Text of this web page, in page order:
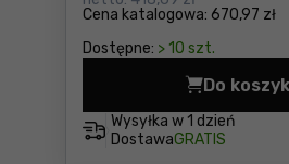
Cena katalogowa: 670,97 zł
Dostępne: > 10 szt.
Wysyłka w 1 dzień
DostawaGRATIS
Do